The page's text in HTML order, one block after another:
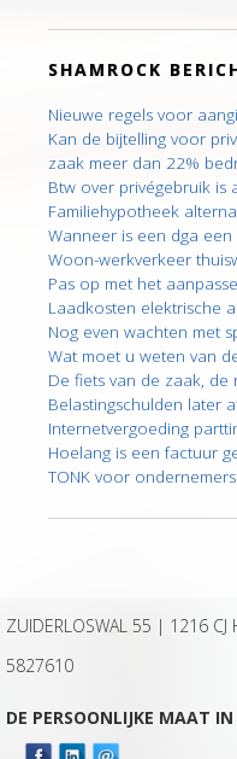
SHAMROCK
Nieuwe regels voor
Kan de bijtelling voor
zaak meer dan 22%
Btw over privégebruik is
Familiehypotheek
Wanneer is een dga een
Woon-werkverkeer
Pas op met het
Laadkosten elektrische
Nog even wachten met
Wat moet u weten van
De fiets van de zaak, de
Belastingschulden later
Internetvergoeding
Hoelang is een factuur
TONK voor
ZUIDERLOSWAL 55 | 1216 CJ
5827610
DE PERSOONLIJKE MAAT